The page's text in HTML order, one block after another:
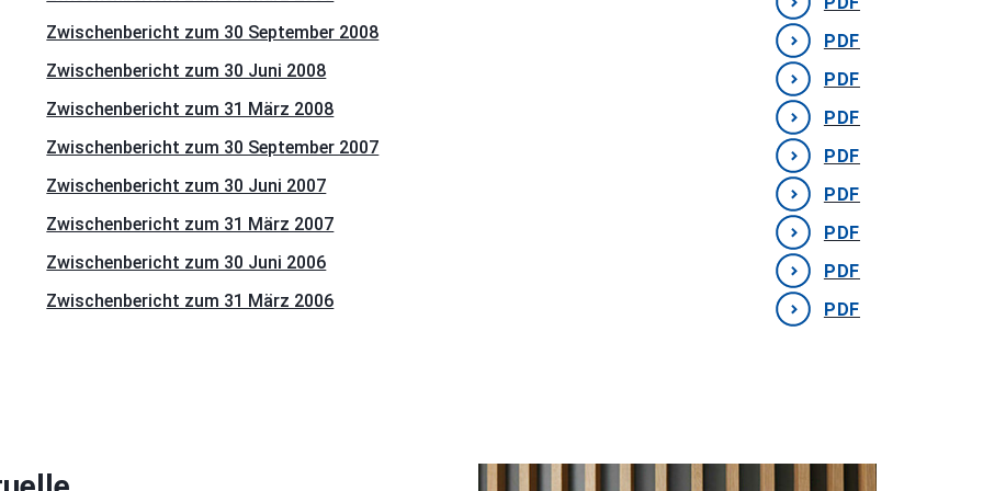
Zwischenbericht zum 30 September 2008
PDF
Zwischenbericht zum 30 Juni 2008
PDF
Zwischenbericht zum 31 März 2008
PDF
Zwischenbericht zum 30 September 2007
PDF
Zwischenbericht zum 30 Juni 2007
PDF
Zwischenbericht zum 31 März 2007
PDF
Zwischenbericht zum 30 Juni 2006
PDF
Zwischenbericht zum 31 März 2006
PDF